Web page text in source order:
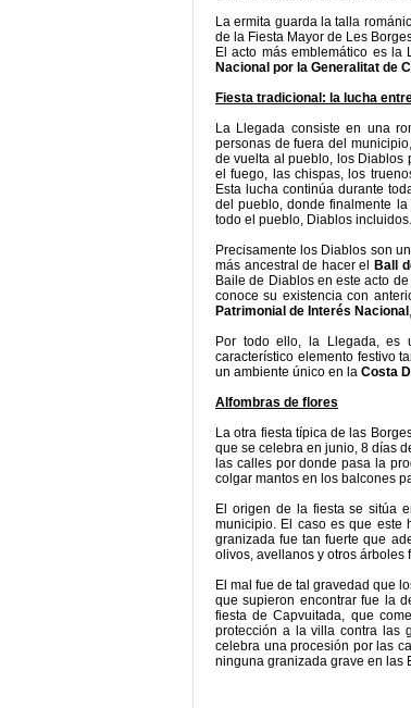
La ermita guarda la talla
de la Fiesta Mayor de Les
El acto más emblemático es la
Nacional por la Generalitat de
Fiesta tradicional: la lucha
La Llegada consiste en una
personas de fuera del
de vuelta al pueblo, los Diablos
el fuego, las chispas, los
Esta lucha continúa durante
del pueblo, donde finalmente
todo el pueblo, Diablos incluidos.
Precisamente los Diablos son
más ancestral de hacer el
Ball
Baile de Diablos en este acto
conoce su existencia con
Patrimonial de Interés Nacional
Por todo ello, la Llegada, es
característico elemento festivo
un ambiente único en la Costa
Alfombras de flores
La otra fiesta típica de las
que se celebra en junio, 8 días
las calles por donde pasa la
colgar mantos en los balcones
El origen de la fiesta se sitúa
municipio. El caso es que este
granizada fue tan fuerte que
olivos, avellanos y otros árboles
El mal fue de tal gravedad que
que supieron encontrar fue la
fiesta de Capvuitada, que
protección a la villa contra las
celebra una procesión por las
ninguna granizada grave en las